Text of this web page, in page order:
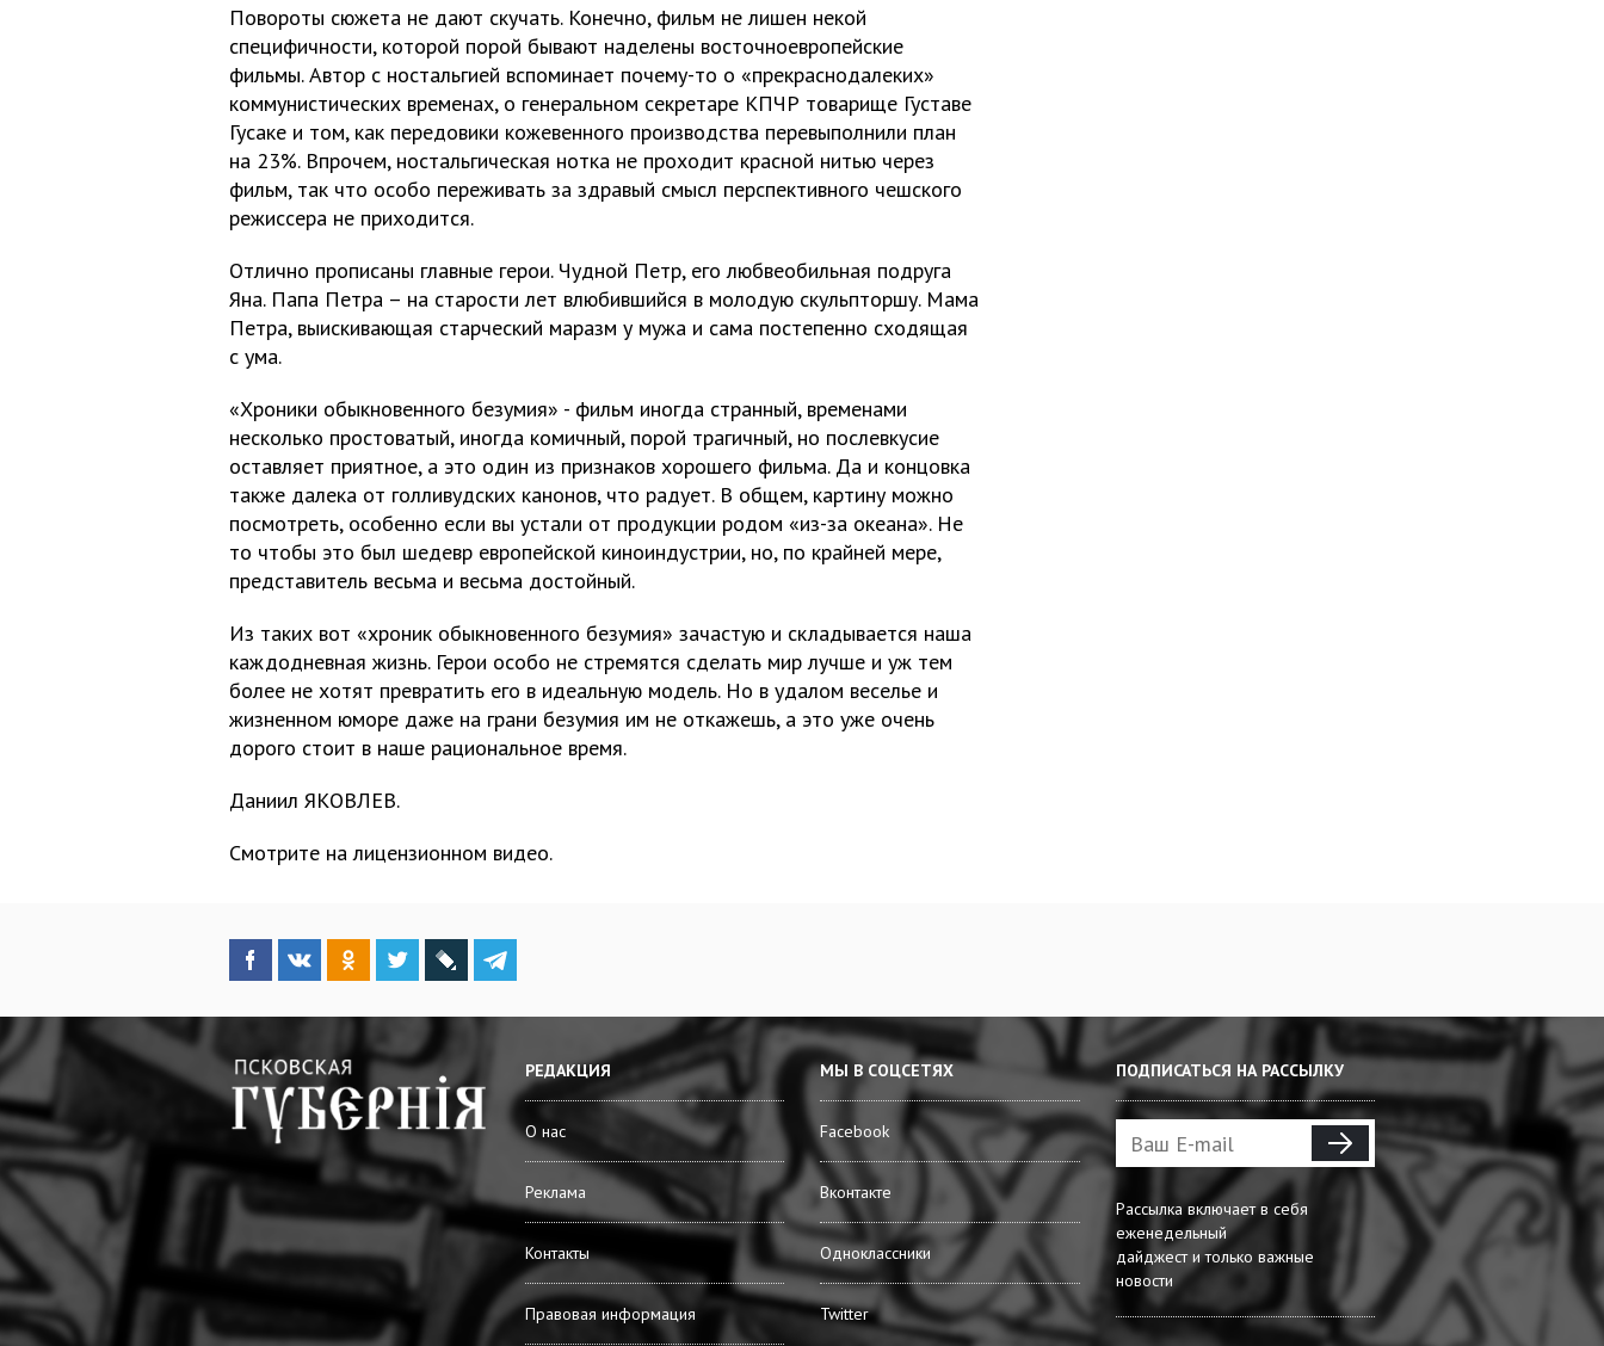
Повороты сюжета не дают скучать. Конечно, фильм не лишен некой
специфичности, которой порой бывают наделены восточноевропейские
фильмы. Автор с ностальгией вспоминает почему-то о «прекраснодалеких»
коммунистических временах, о генеральном секретаре КПЧР товарище Густаве
Гусаке и том, как передовики кожевенного производства перевыполнили план
на 23%. Впрочем, ностальгическая нотка не проходит красной нитью через
фильм, так что особо переживать за здравый смысл перспективного чешского
режиссера не приходится.
Отлично прописаны главные герои. Чудной Петр, его любвеобильная подруга
Яна. Папа Петра – на старости лет влюбившийся в молодую скульпторшу. Мама
Петра, выискивающая старческий маразм у мужа и сама постепенно сходящая
с ума.
«Хроники обыкновенного безумия» - фильм иногда странный, временами
несколько простоватый, иногда комичный, порой трагичный, но послевкусие
оставляет приятное, а это один из признаков хорошего фильма. Да и концовка
также далека от голливудских канонов, что радует. В общем, картину можно
посмотреть, особенно если вы устали от продукции родом «из-за океана». Не
то чтобы это был шедевр европейской киноиндустрии, но, по крайней мере,
представитель весьма и весьма достойный.
Из таких вот «хроник обыкновенного безумия» зачастую и складывается наша
каждодневная жизнь. Герои особо не стремятся сделать мир лучше и уж тем
более не хотят превратить его в идеальную модель. Но в удалом веселье и
жизненном юморе даже на грани безумия им не откажешь, а это уже очень
дорого стоит в наше рациональное время.
Даниил ЯКОВЛЕВ.
Смотрите на лицензионном видео.
РЕДАКЦИЯ
О нас
Реклама
Контакты
Правовая информация
МЫ В СОЦСЕТЯХ
Facebook
Вконтакте
Одноклассники
Twitter
ПОДПИСАТЬСЯ НА РАССЫЛКУ
Рассылка включает в себя
еженедельный
дайджест и только важные
новости